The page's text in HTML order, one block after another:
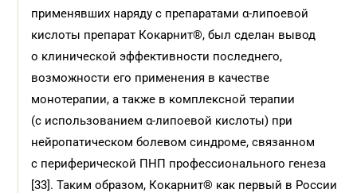
применявших наряду с препаратами α-липоевой
кислоты препарат Кокарнит®, был сделан вывод
о клинической эффективности последнего,
возможности его применения в качестве
монотерапии, а также в комплексной терапии
(с использованием α-липоевой кислоты) при
нейропатическом болевом синдроме, связанном
с периферической ПНП профессионального генеза
[33]. Таким образом, Кокарнит® как первый в России